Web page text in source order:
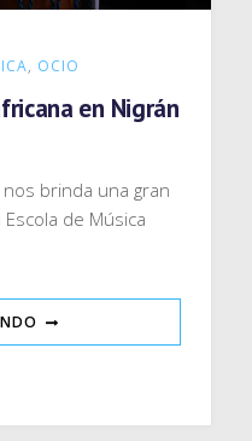
, OCIO
en Nigrán
brinda una gran
de Música